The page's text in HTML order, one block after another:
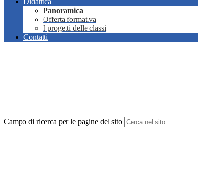
Didattica
Panoramica
Offerta formativa
I progetti delle classi
Contatti
Campo di ricerca per le pagine del sito